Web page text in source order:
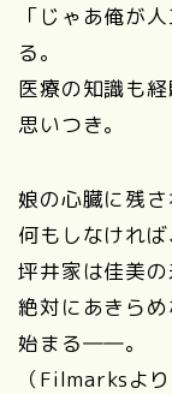
「じゃあ俺が
る。
医療の知識も
思いつき。
娘の心臓に残
何もしなけれ
坪井家は佳美の
絶対にあきら
始まる――。
（Filmarksより